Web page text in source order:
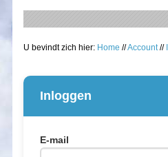
U bevindt zich hier: Home //Account//
Inloggen
E-mail